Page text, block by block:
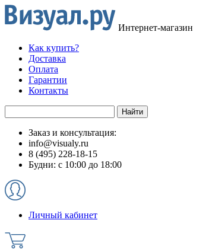
Интернет-магазин
Как купить?
Доставка
Оплата
Гарантии
Контакты
Заказ и консультация:
info@visualy.ru
8 (495) 228-18-15
Будни: с 10:00 до 18:00
Личный кабинет